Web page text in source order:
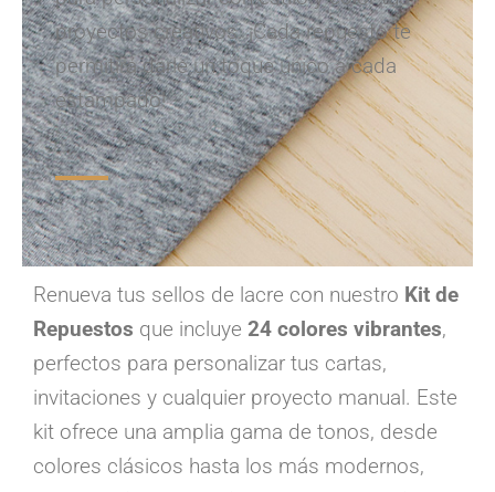
Vibrantes
cantidad
proyectos creativos. ¡Cada repuesto te
permitirá darle un toque único a cada
estampado!
Renueva tus sellos de lacre con nuestro Kit de
Repuestos que incluye 24 colores vibrantes,
perfectos para personalizar tus cartas,
invitaciones y cualquier proyecto manual. Este
kit ofrece una amplia gama de tonos, desde
colores clásicos hasta los más modernos,